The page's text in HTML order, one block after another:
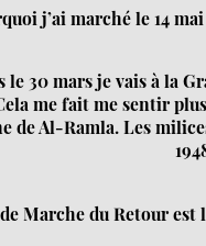
j’ai marché le 14
le 30 mars je vais à la
me fait me sentir
de Al-Ramla. Les
Marche du Retour